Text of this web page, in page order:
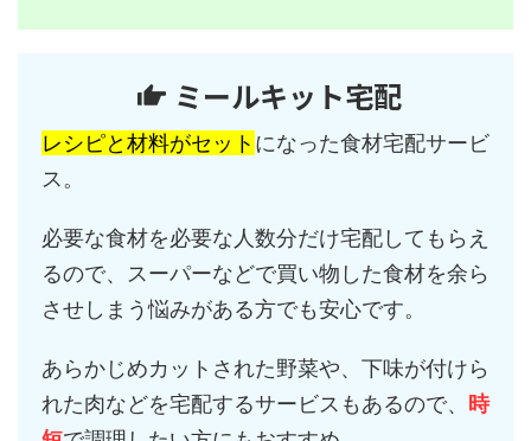
ミールキット宅配
レシピと材料がセット になった食材宅配サービ
ス。
必要な食材を必要な人数分だけ宅配してもらえ
るので、スーパーなどで買い物した食材を余ら
させしまう悩みがある方でも安心です。
あらかじめカットされた野菜や、下味が付けら
れた肉などを宅配するサービスもあるので、
時